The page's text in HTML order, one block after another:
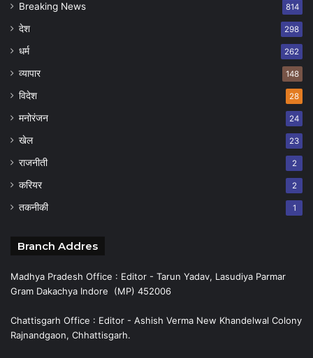
Breaking News 814
देश 298
धर्म 262
व्यापार 148
विदेश 28
मनोरंजन 24
खेल 23
राजनीती 2
करियर 2
तकनीकी 1
Branch Addres
Madhya Pradesh Office : Editor - Tarun Yadav, Lasudiya Parmar
Gram Dakachya Indore (MP) 452006
Chattisgarh Office : Editor - Ashish Verma New Khandelwal Colony
Rajnandgaon, Chhattisgarh.